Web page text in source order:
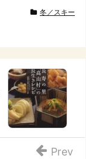
冬／スキー
Prev